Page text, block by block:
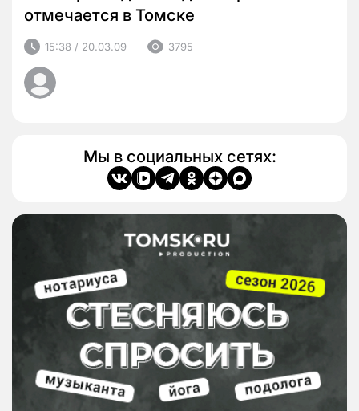
отмечается в Томске
15:38 / 20.03.09 3795
Мы в социальных сетях: